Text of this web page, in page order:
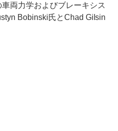
両力学およびブレーキシス
Bobinski氏とChad Gilsin